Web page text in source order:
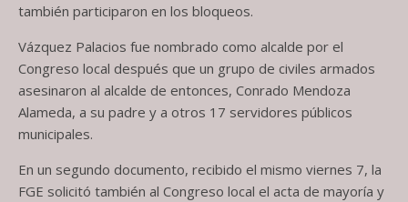
también participaron en los bloqueos.
Vázquez Palacios fue nombrado como alcalde por el
Congreso local después que un grupo de civiles armados
asesinaron al alcalde de entonces, Conrado Mendoza
Alameda, a su padre y a otros 17 servidores públicos
municipales.
En un segundo documento, recibido el mismo viernes 7, la
FGE solicitó también al Congreso local el acta de mayoría y